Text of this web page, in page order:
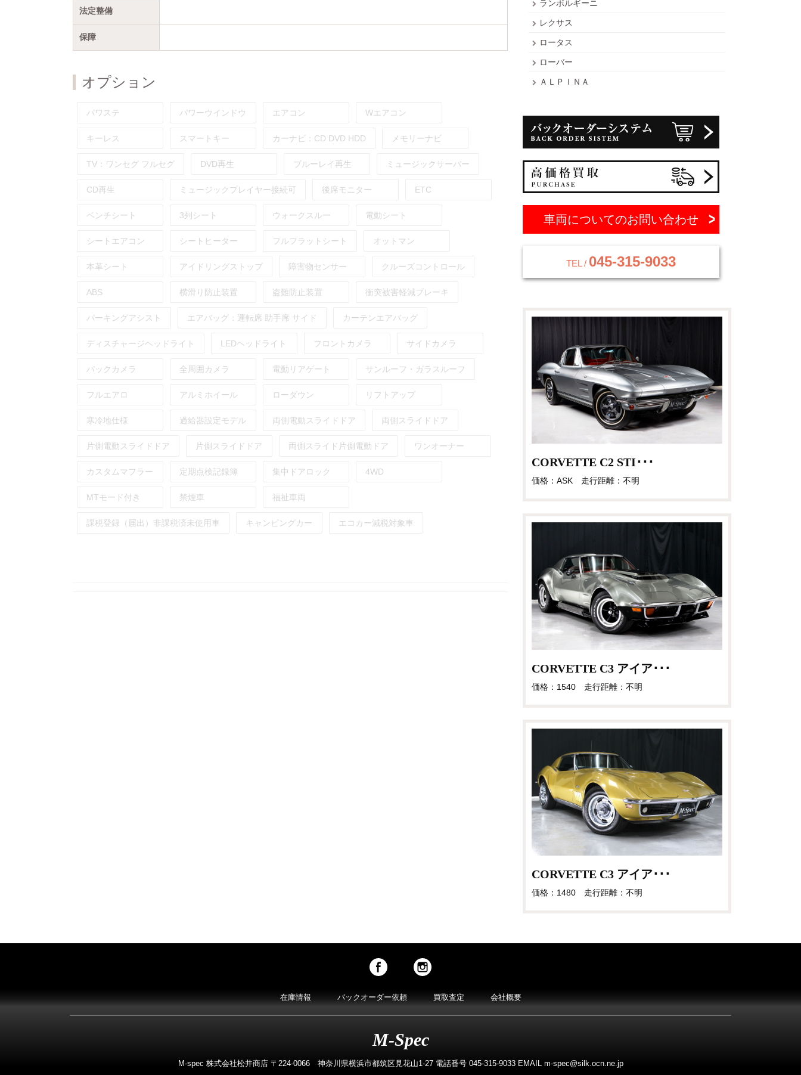
法定整備
保障
オプション
パワステ パワーウインドウ エアコン Wエアコン
キーレス スマートキー カーナビ： CD DVD HDD メモリーナビ
TV： ワンセグ フルセグ DVD再生 ブルーレイ再生 ミュージックサーバー
CD再生 ミュージックプレイヤー接続可 後席モニター ETC
ベンチシート 3列シート ウォークスルー 電動シート
シートエアコン シートヒーター フルフラットシート オットマン
本革シート アイドリングストップ 障害物センサー クルーズコントロール
ABS 横滑り防止装置 盗難防止装置 衝突被害軽減ブレーキ
パーキングアシスト エアバッグ： 運転席 助手席 サイド カーテンエアバッグ
ディスチャージヘッドライト LEDヘッドライト フロントカメラ サイドカメラ
バックカメラ 全周囲カメラ 電動リアゲート サンルーフ・ガラスルーフ
フルエアロ アルミホイール ローダウン リフトアップ
寒冷地仕様 過給器設定モデル 両側電動スライドドア 両側スライドドア
片側電動スライドドア 片側スライドドア 両側スライド片側電動ドア ワンオーナー
カスタムマフラー 定期点検記録簿 集中ドアロック 4WD
MTモード付き 禁煙車 福祉車両
課税登録（届出）非課税済未使用車 キャンピングカー エコカー減税対象車
ランボルギーニ
レクサス
ロータス
ローバー
ＡＬＰＩＮＡ
車両についてのお問い合わせ
TEL / 045-315-9033
CORVETTE C2 STI･･･
価格：ASK 走行距離：不明
CORVETTE C3 アイア･･･
価格：1540 走行距離：不明
CORVETTE C3 アイア･･･
価格：1480 走行距離：不明
在庫情報 バックオーダー依頼 買取査定 会社概要
M-Spec
M-spec 株式会社松井商店 〒224-0066 神奈川県横浜市都筑区見花山1-27 電話番号 045-315-9033 EMAIL m-spec@silk.ocn.ne.jp